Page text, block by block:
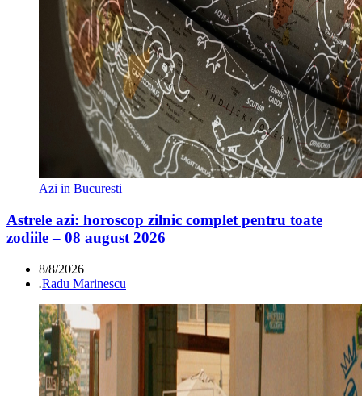
Azi in Bucuresti
Astrele azi: horoscop zilnic complet pentru toate
zodiile – 08 august 2026
8/8/2026
.Radu Marinescu